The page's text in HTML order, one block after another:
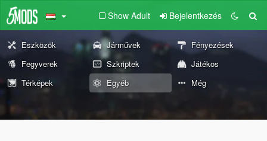
Show Adult Bejelentkezés
Eszközök Járművek
Fényezések
Fegyverek
Szkriptek
Játékos
Térképek
Egyéb Még